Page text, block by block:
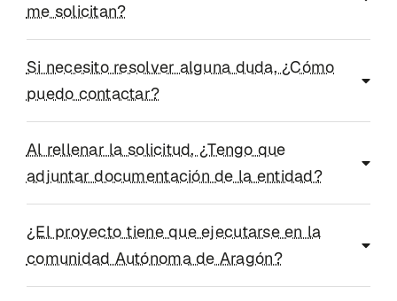
me solicitan?
Si necesito resolver alguna duda, ¿Cómo
puedo contactar?
Al rellenar la solicitud, ¿Tengo que
adjuntar documentación de la entidad?
¿El proyecto tiene que ejecutarse en la
comunidad Autónoma de Aragón?